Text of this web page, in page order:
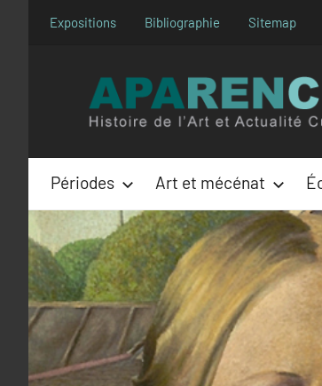
Expositions Bibliographie Sitemap
Périodes Art et mécénat